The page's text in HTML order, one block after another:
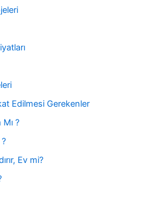
Edilmesi Gerekenler
?
Ev mi?